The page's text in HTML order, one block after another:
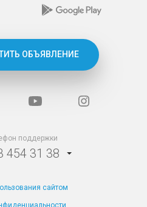
ОБЪЯВЛЕНИЕ
поддержки
454 31 38
сайтом